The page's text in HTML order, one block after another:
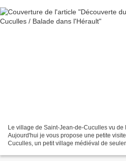
Le village de Saint-Jean-de-Cuculles vu de
Aujourd'hui je vous propose une petite
Cuculles, un petit village médiéval de